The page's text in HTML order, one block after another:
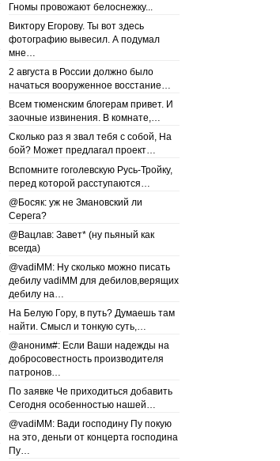
Гномы провожают белоснежку...
Виктору Егорову. Ты вот здесь
фотографию вывесил. А подумал
мне…
2 августа в России должно было
начаться вооруженное восстание…
Всем тюменским блогерам привет. И
заочные извинения. В комнате,…
Сколько раз я звал тебя с собой, На
бой? Может предлагал проект…
Вспомните гоголевскую Русь-Тройку,
перед которой расступаются…
@Босяк: уж не Змановский ли
Серега?
@Вацлав: Завет* (ну пьяный как
всегда)
@vadiMM: Ну сколько можно писать
дебилу vadiMM для дебилов,верящих
дебилу на…
На Белую Гору, в путь? Думаешь там
найти. Смысл и тонкую суть,…
@аноним#: Если Ваши надежды на
добросовестность производителя
патронов…
По заявке Че приходиться добавить
Сегодня особенностью нашей…
@vadiMM: Вади господину Пу покую
на это, деньги от концерта господина
Пу…